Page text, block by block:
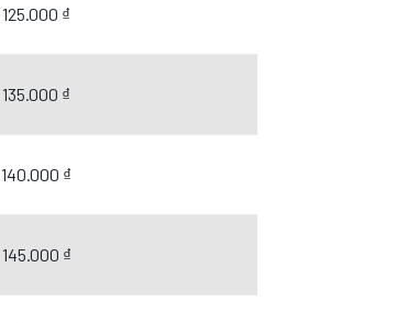
125.000 ₫
135.000 ₫
140.000 ₫
145.000 ₫